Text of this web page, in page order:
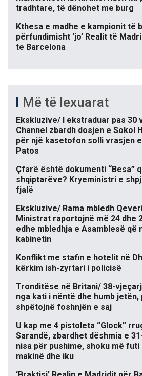
tradhtare, të dënohet me burg
Kthesa e madhe e kampionit të
përfundimisht ‘jo’ Realit të
te Barcelona
Më të lexuarat
Ekskluzive/ I ekstraduar pas 30
Channel zbardh dosjen e Sokol
për një kasetofon solli vrasjen
Patos
Çfarë është dokumenti “Besa”
shqiptarëve? Kryeministri e
fjalë
Ekskluzive/ Rama mbledh
Ministrat raportojnë më 24 dhe
edhe mbledhja e Asamblesë që
kabinetin
Konflikt me stafin e hotelit në
kërkim ish-zyrtari i policisë
Tronditëse në Britani/ 38-
nga kati i nëntë dhe humb
shpëtojnë foshnjën e saj
U kap me 4 pistoleta “Glock”
Sarandë, zbardhet dëshmia e
nisa për pushime, shoku më
makinë dhe iku